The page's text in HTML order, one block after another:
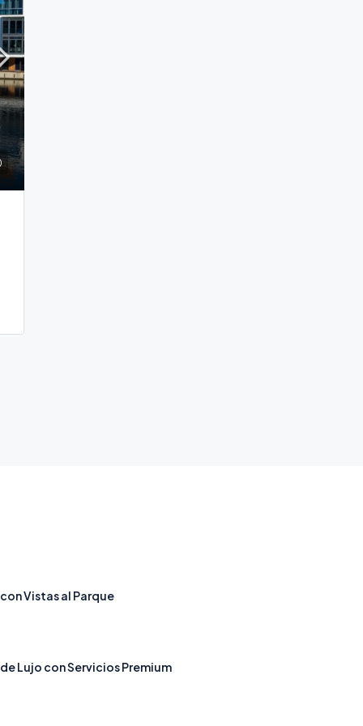
Vistas al Parque
Lujo con Servicios Premium